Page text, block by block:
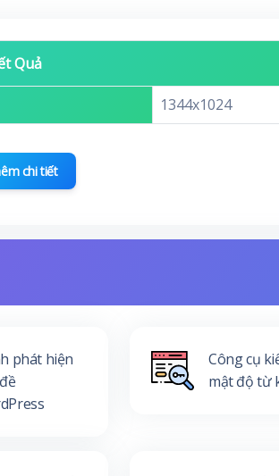
Quả
1344x1024
chi tiết
phát hiện
Công cụ
mật độ từ